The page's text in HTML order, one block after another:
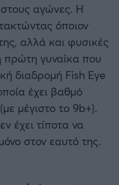
στους αγώνες. Η
όποιον
αλλά και φυσικές
πρώτη γυναίκα που
διαδρομή Fish Eye
έχει βαθμό
μέγιστο το 9b+).
έχει τίποτα να
στον εαυτό της.